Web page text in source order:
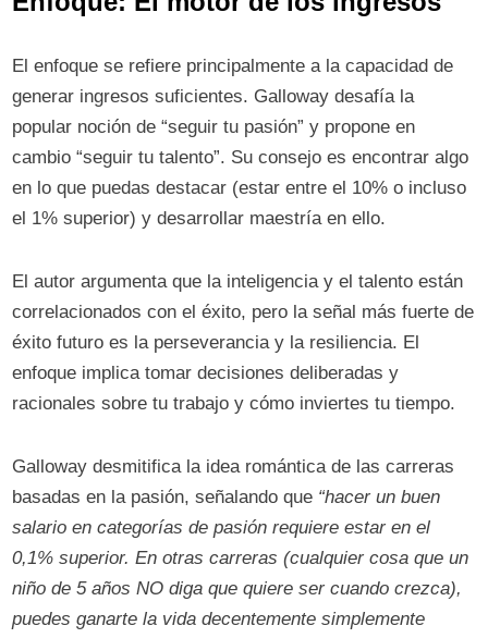
El enfoque se refiere principalmente a la capacidad de
generar ingresos suficientes. Galloway desafía la
popular noción de “seguir tu pasión” y propone en
cambio “seguir tu talento”. Su consejo es encontrar algo
en lo que puedas destacar (estar entre el 10% o incluso
el 1% superior) y desarrollar maestría en ello.
El autor argumenta que la inteligencia y el talento están
correlacionados con el éxito, pero la señal más fuerte de
éxito futuro es la perseverancia y la resiliencia. El
enfoque implica tomar decisiones deliberadas y
racionales sobre tu trabajo y cómo inviertes tu tiempo.
Galloway desmitifica la idea romántica de las carreras
basadas en la pasión, señalando que “hacer un buen
salario en categorías de pasión requiere estar en el
0,1% superior. En otras carreras (cualquier cosa que un
niño de 5 años NO diga que quiere ser cuando crezca),
puedes ganarte la vida decentemente simplemente